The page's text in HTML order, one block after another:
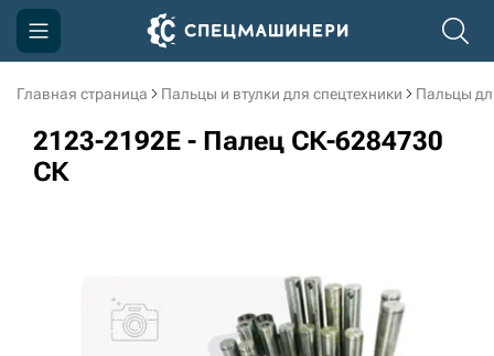
Главная страница Пальцы и втулки для спецтехники Пальцы
2123-2192E - Палец СК-6284730
СК
Компания
Акции
3D тур по производству